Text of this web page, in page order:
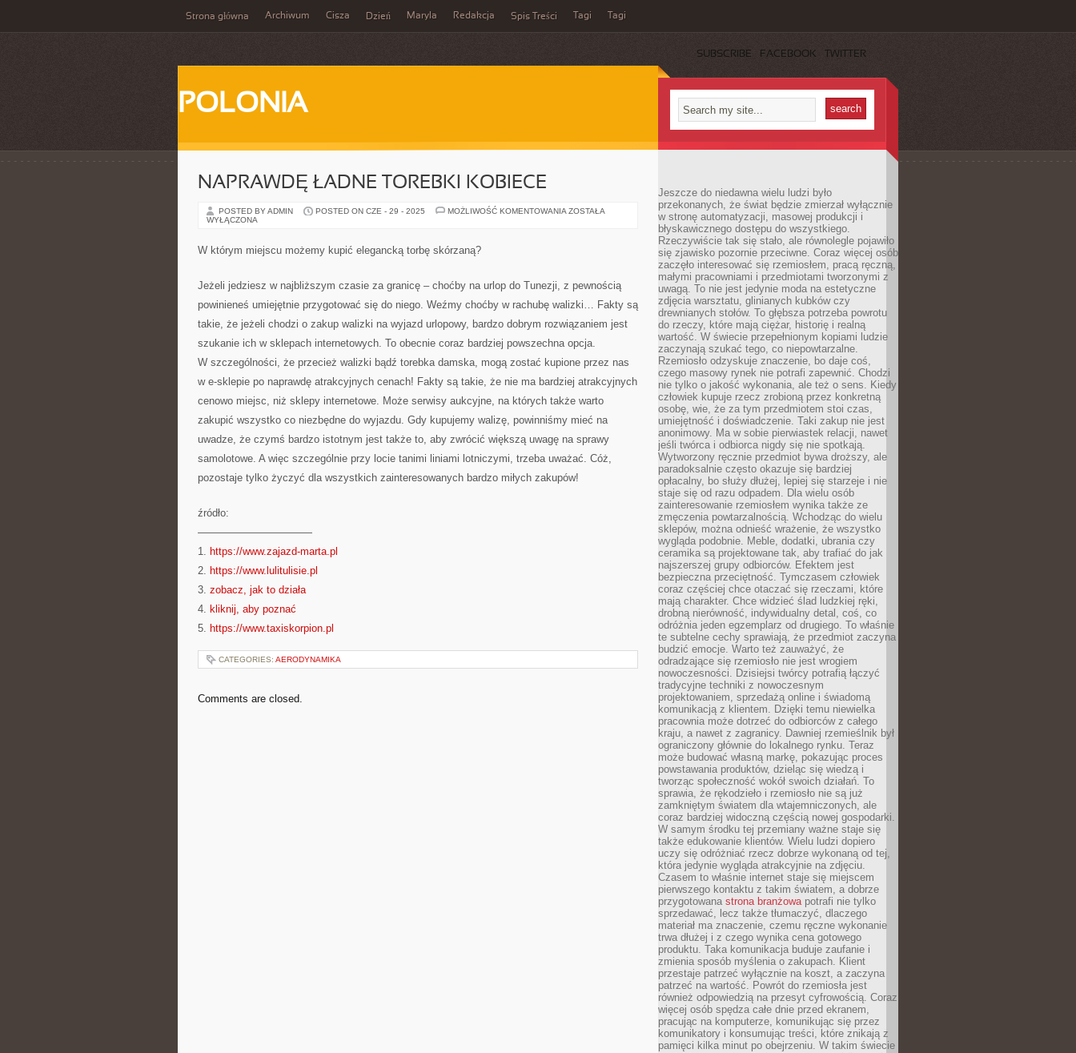
Strona główna Archiwum Cisza Dzień Maryla Redakcja Spis Treści Tagi Tagi
SUBSCRIBE FACEBOOK TWITTER
POLONIA
NAPRAWDĘ ŁADNE TOREBKI KOBIECE
POSTED BY ADMIN POSTED ON CZE - 29 - 2025 MOŻLIWOŚĆ KOMENTOWANIA NAPRAWDĘ
ZOSTAŁA
WYŁĄCZONA
W którym miejscu możemy kupić elegancką torbę skórzaną?
Jeżeli jedziesz w najbliższym czasie za granicę – choćby na urlop do Tunezji, z pewnością
powinieneś umiejętnie przygotować się do niego. Weźmy choćby w rachubę walizki… Fakty są
takie, że jeżeli chodzi o zakup walizki na wyjazd urlopowy, bardzo dobrym rozwiązaniem jest
szukanie ich w sklepach internetowych. To obecnie coraz bardziej powszechna opcja.
W szczególności, że przecież walizki bądź torebka damska, mogą zostać kupione przez nas
w e-sklepie po naprawdę atrakcyjnych cenach! Fakty są takie, że nie ma bardziej atrakcyjnych
cenowo miejsc, niż sklepy internetowe. Może serwisy aukcyjne, na których także warto
zakupić wszystko co niezbędne do wyjazdu. Gdy kupujemy walizę, powinniśmy mieć na
uwadze, że czymś bardzo istotnym jest także to, aby zwrócić większą uwagę na sprawy
samolotowe. A więc szczególnie przy locie tanimi liniami lotniczymi, trzeba uważać. Cóż,
pozostaje tylko życzyć dla wszystkich zainteresowanych bardzo miłych zakupów!
źródło:
———————————
1. https://www.zajazd-marta.pl
2. https://www.lulitulisie.pl
3. zobacz, jak to działa
4. kliknij, aby poznać
5. https://www.taxiskorpion.pl
CATEGORIES: AERODYNAMIKA
Comments are closed.
Jeszcze do niedawna wielu ludzi było
przekonanych, że świat będzie zmierzał wyłącznie
w stronę automatyzacji, masowej produkcji i
błyskawicznego dostępu do wszystkiego.
Rzeczywiście tak się stało, ale równolegle pojawiło
się zjawisko pozornie przeciwne. Coraz więcej osób
zaczęło interesować się rzemiosłem, pracą ręczną,
małymi pracowniami i przedmiotami tworzonymi z
uwagą. To nie jest jedynie moda na estetyczne
zdjęcia warsztatu, glinianych kubków czy
drewnianych stołów. To głębsza potrzeba powrotu
do rzeczy, które mają ciężar, historię i realną
wartość. W świecie przepełnionym kopiami ludzie
zaczynają szukać tego, co niepowtarzalne.
Rzemiosło odzyskuje znaczenie, bo daje coś,
czego masowy rynek nie potrafi zapewnić. Chodzi
nie tylko o jakość wykonania, ale też o sens. Kiedy
człowiek kupuje rzecz zrobioną przez konkretną
osobę, wie, że za tym przedmiotem stoi czas,
umiejętność i doświadczenie. Taki zakup nie jest
anonimowy. Ma w sobie pierwiastek relacji, nawet
jeśli twórca i odbiorca nigdy się nie spotkają.
Wytworzony ręcznie przedmiot bywa droższy, ale
paradoksalnie często okazuje się bardziej
opłacalny, bo służy dłużej, lepiej się starzeje i nie
staje się od razu odpadem. Dla wielu osób
zainteresowanie rzemiosłem wynika także ze
zmęczenia powtarzalnością. Wchodząc do wielu
sklepów, można odnieść wrażenie, że wszystko
wygląda podobnie. Meble, dodatki, ubrania czy
ceramika są projektowane tak, aby trafiać do jak
najszerszej grupy odbiorców. Efektem jest
bezpieczna przeciętność. Tymczasem człowiek
coraz częściej chce otaczać się rzeczami, które
mają charakter. Chce widzieć ślad ludzkiej ręki,
drobną nierówność, indywidualny detal, coś, co
odróżnia jeden egzemplarz od drugiego. To właśnie
te subtelne cechy sprawiają, że przedmiot zaczyna
budzić emocje. Warto też zauważyć, że
odradzające się rzemiosło nie jest wrogiem
nowoczesności. Dzisiejsi twórcy potrafią łączyć
tradycyjne techniki z nowoczesnym
projektowaniem, sprzedażą online i świadomą
komunikacją z klientem. Dzięki temu niewielka
pracownia może dotrzeć do odbiorców z całego
kraju, a nawet z zagranicy. Dawniej rzemieślnik był
ograniczony głównie do lokalnego rynku. Teraz
może budować własną markę, pokazując proces
powstawania produktów, dzieląc się wiedzą i
tworząc społeczność wokół swoich działań. To
sprawia, że rękodzieło i rzemiosło nie są już
zamkniętym światem dla wtajemniczonych, ale
coraz bardziej widoczną częścią nowej gospodarki.
W samym środku tej przemiany ważne staje się
także edukowanie klientów. Wielu ludzi dopiero
uczy się odróżniać rzecz dobrze wykonaną od tej,
która jedynie wygląda atrakcyjnie na zdjęciu.
Czasem to właśnie internet staje się miejscem
pierwszego kontaktu z takim światem, a dobrze
przygotowana strona branżowapotrafi nie tylko
sprzedawać, lecz także tłumaczyć, dlaczego
materiał ma znaczenie, czemu ręczne wykonanie
trwa dłużej i z czego wynika cena gotowego
produktu. Taka komunikacja buduje zaufanie i
zmienia sposób myślenia o zakupach. Klient
przestaje patrzeć wyłącznie na koszt, a zaczyna
patrzeć na wartość. Powrót do rzemiosła jest
również odpowiedzią na przesyt cyfrowością. Coraz
więcej osób spędza całe dnie przed ekranem,
pracując na komputerze, komunikując się przez
komunikatory i konsumując treści, które znikają z
pamięci kilka minut po obejrzeniu. W takim świecie